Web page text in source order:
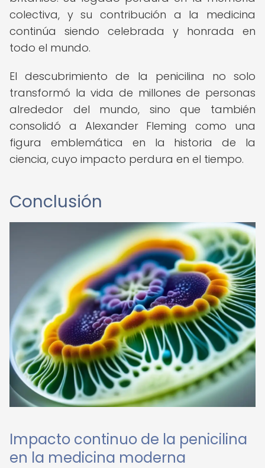
colectiva, y su contribución a la medicina
continúa siendo celebrada y honrada en
todo el mundo.
El descubrimiento de la penicilina no solo
transformó la vida de millones de personas
alrededor del mundo, sino que también
consolidó a Alexander Fleming como una
figura emblemática en la historia de la
ciencia, cuyo impacto perdura en el tiempo.
Conclusión
Impacto continuo de la penicilina
en la medicina moderna